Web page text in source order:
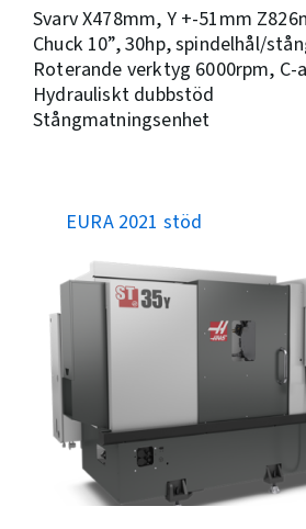
Svarv X478mm, Y +-51mm
Chuck 10”, 30hp, spindelhål/
Roterande verktyg 6000rpm, C-
Hydrauliskt dubbstöd
Stångmatningsenhet
EURA 2021 stöd